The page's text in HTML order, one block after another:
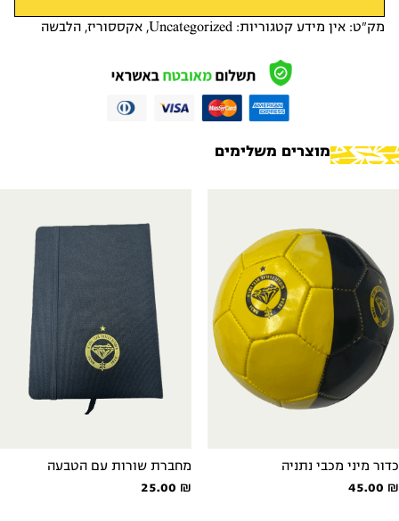
מק"ט: אין מידע קטגוריות: Uncategorized
, אקססוריז, הלבשה
מוצרים משלימים
כדור מיני מכבי נתניה
45.00 ₪
מחברת שורות עם הטבעה
25.00 ₪